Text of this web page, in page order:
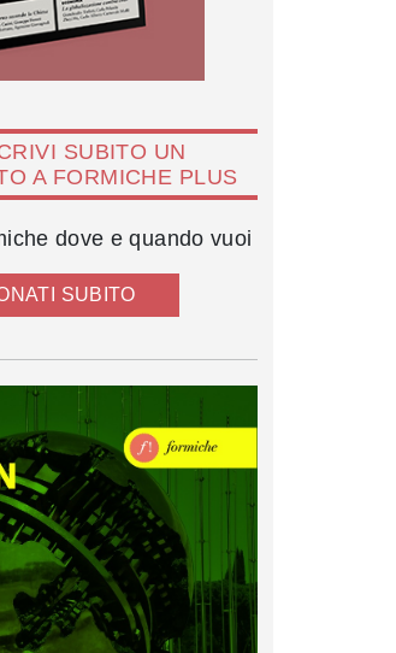
SUBITO UN
A FORMICHE PLUS
dove e quando vuoi
SUBITO